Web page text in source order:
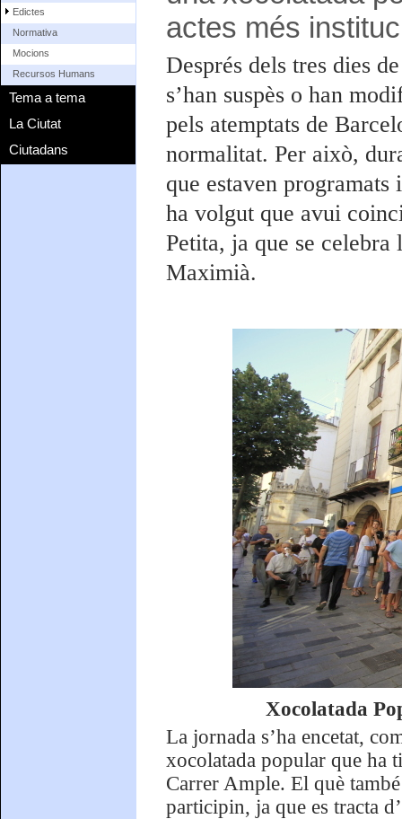
Edictes
Normativa
Mocions
Recursos Humans
Tema a tema
La Ciutat
Ciutadans
actes més
Després dels tres dies
s’han suspès o han
pels atemptats de
normalitat. Per això,
que estaven
ha volgut que avui
Petita, ja que se
Maximià.
Xocolatada
La jornada s’ha encetat,
xocolatada popular que ha
Carrer Ample. El què
participin, ja que es tracta